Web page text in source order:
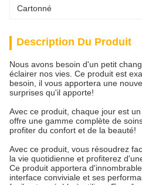
Cartonné
Description Du Produit
Nous avons besoin d'un petit
éclairer nos vies. Ce produit est
besoin, il vous apportera une
surprises qu'il apporte!
Avec ce produit, chaque jour est
offre une gamme complète de
profiter du confort et de la beauté!
Avec ce produit, vous résoudrez
la vie quotidienne et profiterez
Ce produit apportera
interface conviviale et ses